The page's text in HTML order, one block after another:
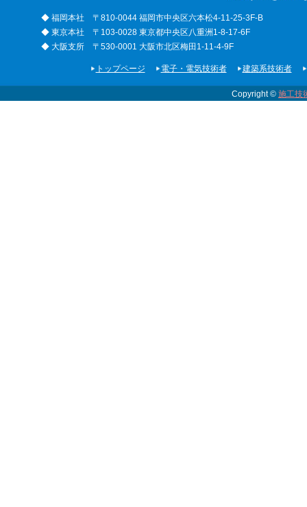
◆ 福岡本社 〒810-0044 福岡市中央区六本松4-11-25-3F-B
◆ 東京本社 〒103-0028 東京都中央区八重洲1-8-17-6F
◆ 大阪支所 〒530-0001 大阪市北区梅田1-11-4-9F
トップページ 電子・電気技術者 建築系技術者
Copyright © 施工技